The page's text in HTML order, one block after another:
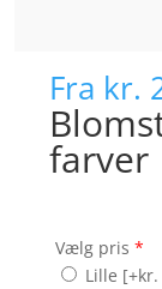
Fra kr.
farver
Vælg pris *
Lille